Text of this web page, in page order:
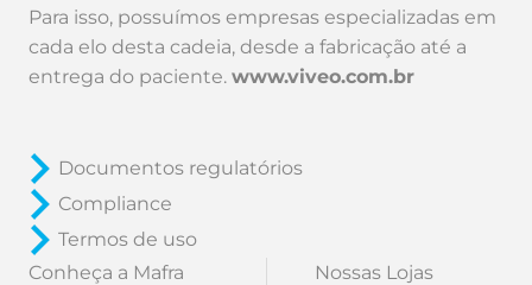
Para isso, possuímos empresas especializadas em
cada elo desta cadeia, desde a fabricação até a
entrega do paciente.www.viveo.com.br
Documentos regulatórios
Compliance
Termos de uso
Conheça a Mafra
Nossas Lojas